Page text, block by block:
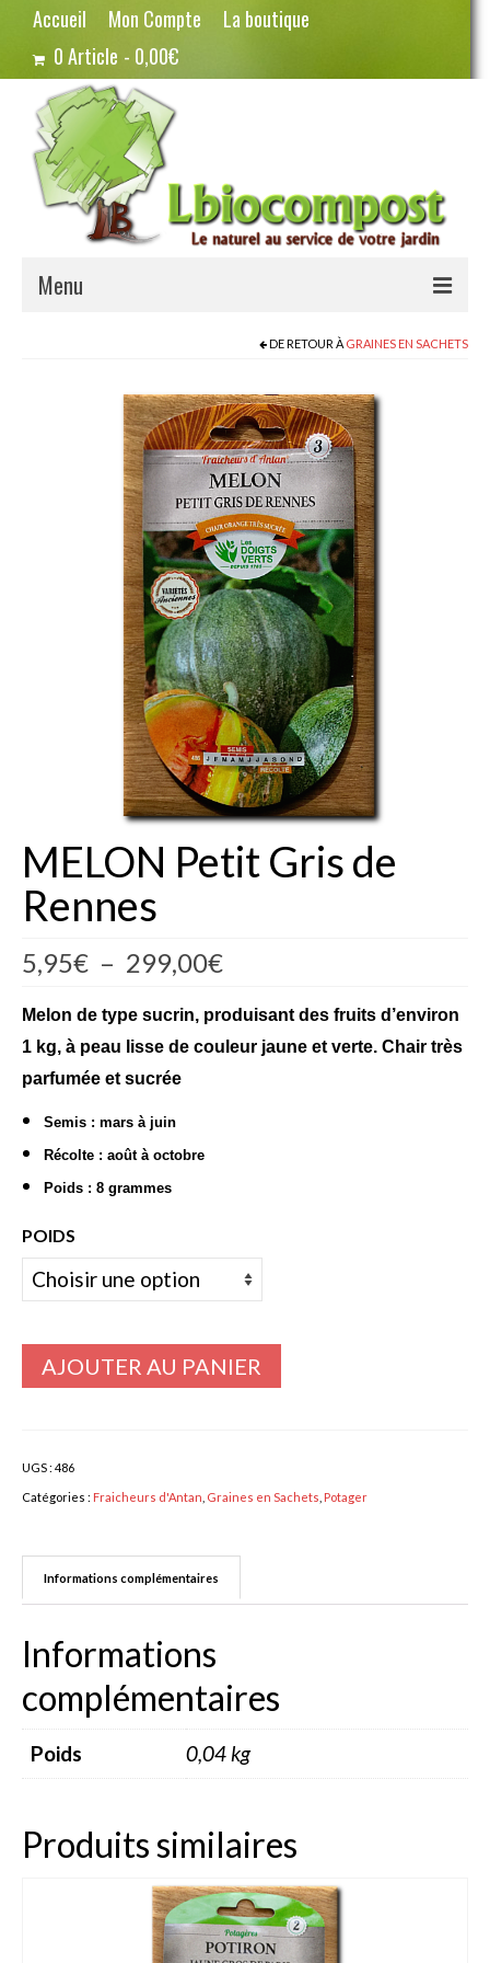
Accueil Mon Compte
La boutique
0 Article
0,00€
Menu
Potager – Graines
Haricots
Fèves
Oignons – Ail – Echalotte
Graines en Sachets
Aromatiques
Bio
Fraicheurs d’Antan
Potagères
Tomates
Fèves
Bulbes – Graines fleurs
Bulbes Automne
Narcisses
Tulipes
Jacinthes
Divers bulbes
Callas – arum
Dahlias
Dahlia Feuillage Foncé 80 cm
Dahlia Pompon / ball 70 – 80 cm
Dahlia Nain 50 cm
Dahlia Gallery 35 cm
Dahlia Topmix 35 – 50 cm
Graines fleurs
Capucine
Cosmos
Oeillet d’inde
DE RETOUR À GRAINES EN SACHETS
MELON Petit Gris de
Rennes
5,95€ – 299,00€Plage
prix :
5,95€
Melon de type sucrin, produisant des fruits d’environ
1 kg, à peau lisse de couleur jaune et verte. Chair très
parfumée et sucrée
Semis : mars à juin
Récolte : août à octobre
Poids : 8 grammes
POIDS
AJOUTER AU PANIER
UGS : 486
Catégories : Fraicheurs d'Antan Graines en Sachets Potager
Informations complémentaires
Informations
complémentaires
Poids 0,04 kg
Produits similaires